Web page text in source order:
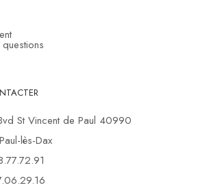
St Vincent de Paul 40990
lès-Dax